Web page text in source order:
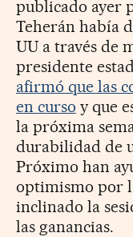
publicado ayer
Teherán había
UU a través de
presidente
afirmó que las
en curso y que
la próxima
durabilidad de
Próximo han
optimismo por
inclinado la
las ganancias.